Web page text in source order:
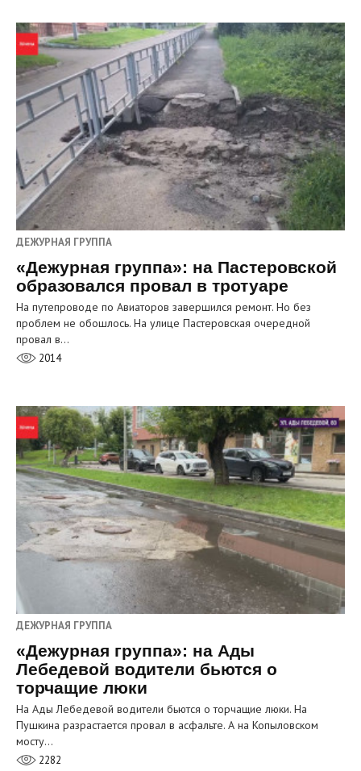
ДЕЖУРНАЯ ГРУППА
«Дежурная группа»: на Пастеровской
образовался провал в тротуаре
На путепроводе по Авиаторов завершился ремонт. Но без
проблем не обошлось. На улице Пастеровская очередной
провал в…
2014
ДЕЖУРНАЯ ГРУППА
«Дежурная группа»: на Ады
Лебедевой водители бьются о
торчащие люки
На Ады Лебедевой водители бьются о торчащие люки. На
Пушкина разрастается провал в асфальте. А на Копыловском
мосту…
2282